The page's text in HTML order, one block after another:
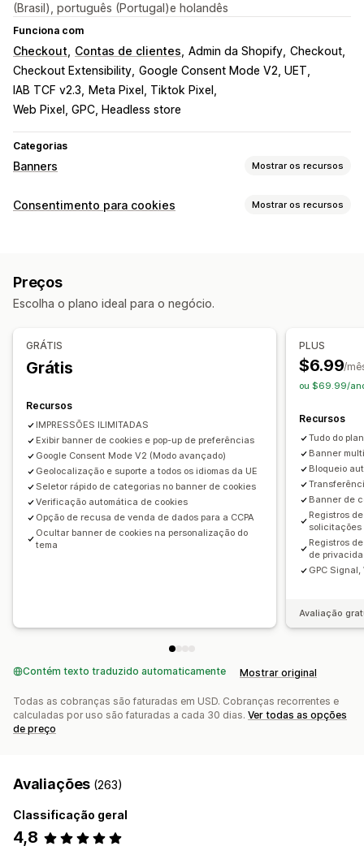
(Brasil), português (Portugal)e holandês
Funciona com
Checkout Contas de clientes Admin da Shopify Checkout
Checkout Extensibility Google Consent Mode V2, UET
IAB TCF v2.3
Meta Pixel, Tiktok Pixel
Web Pixel, GPC, Headless store
Categorias
Banners Mostrar os recursos
Tipo de banner
Personalização
Posição do banner
Animações
Tela adesiva
CSS personalizado
Responsividade para dispositivos móveis
Agendamento
Segmentação por comportamento
Análises e relatórios
Testes A/B Rastreamento de comportamento
Acompanhamento do desempenho Análise em tempo real
Relatórios de tráfego
Segmentos de clientes
Consentimento para cookies Mostrar os recursos
Seletor de preferências
Design de banners Branding personalizado
Detecção de idioma
Responsividade para dispositivos móveis
Testes A/B
Conformidade com a privacidade
Conformidade com a acessibilidade Bloqueio automático
Registros de consentimento Expiração do consentimento
Leitor de cookies
Gerenciamento de dados
Gerador de políticas
Regulamentação
Preços
Escolha o plano ideal para o negócio.
GRÁTIS
Grátis
Recursos
IMPRESSÕES ILIMITADAS
Exibir banner de cookies e pop-up de preferências
Google Consent Mode V2 (Modo avançado)
Geolocalização e suporte a todos os idiomas da UE
Seletor rápido de categorias no banner de cookies
Verificação automática de cookies
Opção de recusa de venda de dados para a CCPA
Ocultar banner de cookies na personalização do
tema
PLUS
$6.99/
ou $69.99/
Recursos
Tudo do
Banner
Bloqueio
Banner de
Registros
solicitações
Registros
de
GPC Signal,
Avaliação
Contém texto traduzido automaticamente Mostrar original
Todas as cobranças são faturadas em USD. Cobranças recorrentes e
calculadas por uso são faturadas a cada 30 dias. Ver todas as opções
de preço
Avaliações (263)
Classificação geral
4,8